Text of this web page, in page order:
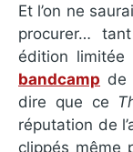
Et l’on ne
procurer…
édition limitée
bandcamp de
dire que ce
réputation de
clippés même